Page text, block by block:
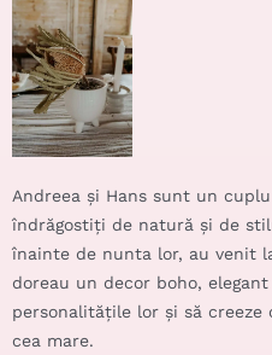
Andreea și Hans sunt un
îndrăgostiți de natură și de
înainte de nunta lor, au venit
doreau un decor boho,
personalitățile lor și să
cea mare.